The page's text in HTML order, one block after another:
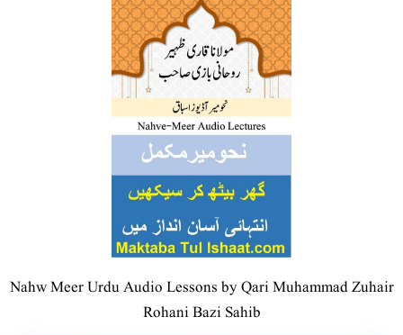
Nahw Meer Urdu Audio Lessons by Qari Muhammad Zuhair
Rohani Bazi Sahib